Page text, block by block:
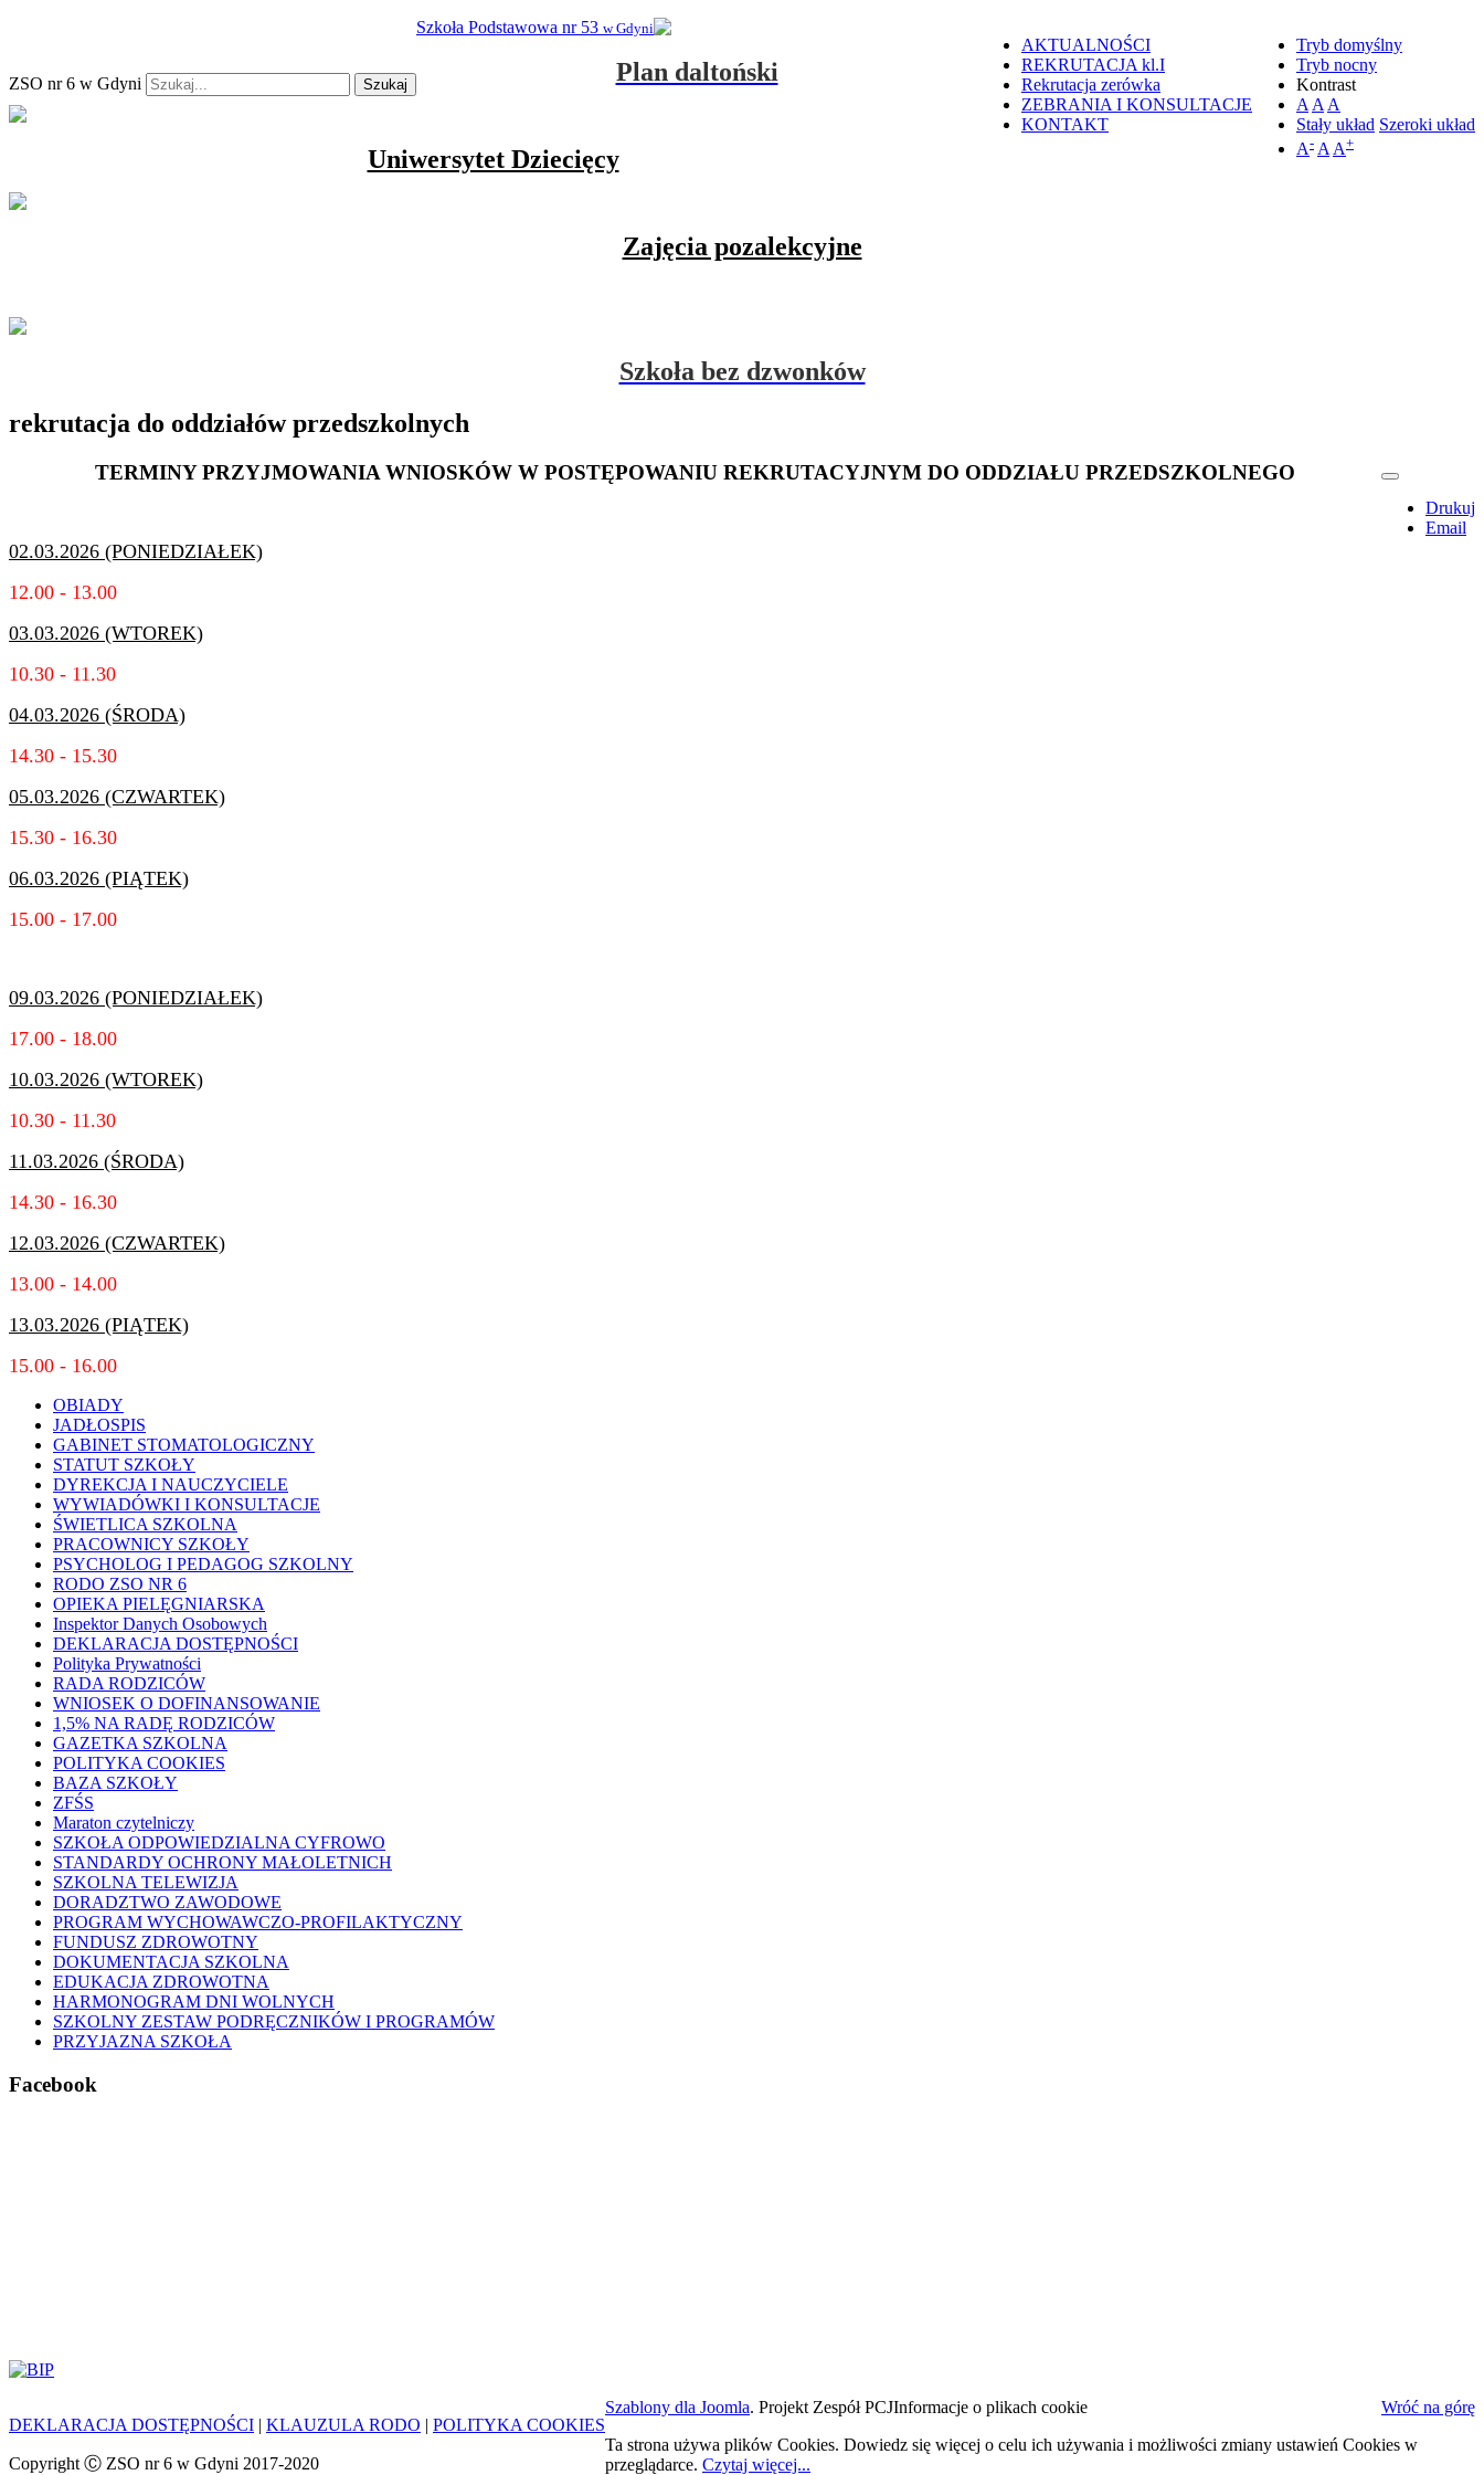
ZSO nr 6 w Gdyni Szukaj
Tryb domyślny
Tryb nocny
Kontrast
A A A
Stały układ Szeroki układ
A- A A+
Szkoła Podstawowa nr 53 w Gdyni
AKTUALNOŚCI
REKRUTACJA kl.I
Rekrutacja zerówka
ZEBRANIA I KONSULTACJE
KONTAKT
Plan daltoński
Uniwersytet Dziecięcy
Zajęcia pozalekcyjne
Szkoła bez dzwonków
rekrutacja do oddziałów przedszkolnych
Drukuj
Email
TERMINY PRZYJMOWANIA WNIOSKÓW W POSTĘPOWANIU REKRUTACYJNYM DO ODDZIAŁU PRZEDSZKOLNEGO
02.03.2026 (PONIEDZIAŁEK)
12.00 - 13.00
03.03.2026 (WTOREK)
10.30 - 11.30
04.03.2026 (ŚRODA)
14.30 - 15.30
05.03.2026 (CZWARTEK)
15.30 - 16.30
06.03.2026 (PIĄTEK)
15.00 - 17.00
09.03.2026 (PONIEDZIAŁEK)
17.00 - 18.00
10.03.2026 (WTOREK)
10.30 - 11.30
11.03.2026 (ŚRODA)
14.30 - 16.30
12.03.2026 (CZWARTEK)
13.00 - 14.00
13.03.2026 (PIĄTEK)
15.00 - 16.00
OBIADY
JADŁOSPIS
GABINET STOMATOLOGICZNY
STATUT SZKOŁY
DYREKCJA I NAUCZYCIELE
WYWIADÓWKI I KONSULTACJE
ŚWIETLICA SZKOLNA
PRACOWNICY SZKOŁY
PSYCHOLOG I PEDAGOG SZKOLNY
RODO ZSO NR 6
OPIEKA PIELĘGNIARSKA
Inspektor Danych Osobowych
DEKLARACJA DOSTĘPNOŚCI
Polityka Prywatności
RADA RODZICÓW
WNIOSEK O DOFINANSOWANIE
1,5% NA RADĘ RODZICÓW
GAZETKA SZKOLNA
POLITYKA COOKIES
BAZA SZKOŁY
ZFŚS
Maraton czytelniczy
SZKOŁA ODPOWIEDZIALNA CYFROWO
STANDARDY OCHRONY MAŁOLETNICH
SZKOLNA TELEWIZJA
DORADZTWO ZAWODOWE
PROGRAM WYCHOWAWCZO-PROFILAKTYCZNY
FUNDUSZ ZDROWOTNY
DOKUMENTACJA SZKOLNA
EDUKACJA ZDROWOTNA
HARMONOGRAM DNI WOLNYCH
SZKOLNY ZESTAW PODRĘCZNIKÓW I PROGRAMÓW
PRZYJAZNA SZKOŁA
Facebook
DEKLARACJA DOSTĘPNOŚCI | KLAUZULA RODO | POLITYKA COOKIES
Copyright Ⓒ ZSO nr 6 w Gdyni 2017-2020
Szablony dla Joomla. Projekt Zespół PCJ Wróć na górę
Informacje o plikach cookie
Ta strona używa plików Cookies. Dowiedz się więcej o celu ich używania i możliwości zmiany ustawień Cookies w
przeglądarce. Czytaj więcej...